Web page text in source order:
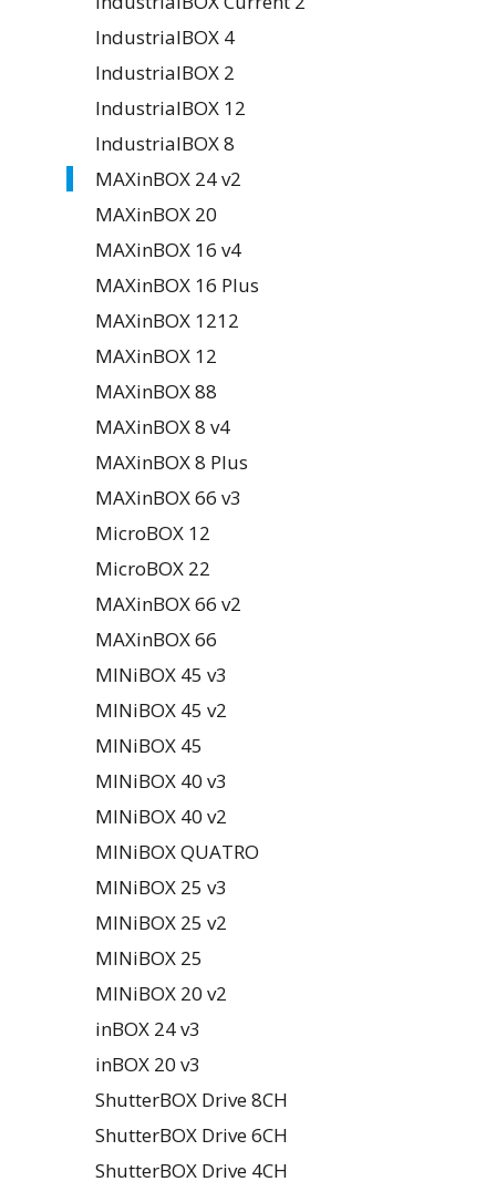
IndustrialBOX 4
IndustrialBOX 2
IndustrialBOX 12
IndustrialBOX 8
MAXinBOX 24 v2
MAXinBOX 20
MAXinBOX 16 v4
MAXinBOX 16 Plus
MAXinBOX 1212
MAXinBOX 12
MAXinBOX 88
MAXinBOX 8 v4
MAXinBOX 8 Plus
MAXinBOX 66 v3
MicroBOX 12
MicroBOX 22
MAXinBOX 66 v2
MAXinBOX 66
MINiBOX 45 v3
MINiBOX 45 v2
MINiBOX 45
MINiBOX 40 v3
MINiBOX 40 v2
MINiBOX QUATRO
MINiBOX 25 v3
MINiBOX 25 v2
MINiBOX 25
MINiBOX 20 v2
inBOX 24 v3
inBOX 20 v3
ShutterBOX Drive 8CH
ShutterBOX Drive 6CH
ShutterBOX Drive 4CH